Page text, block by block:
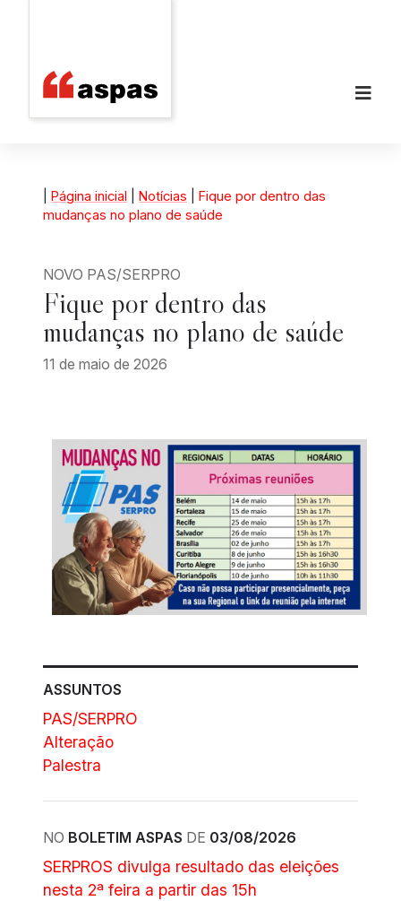
Página inicial Notícias
Fique por dentro das
mudanças no plano de saúde
NOVO PAS/SERPRO
Fique por dentro das
mudanças no plano de saúde
11 de maio de 2026
ASSUNTOS
PAS/SERPRO
Alteração
Palestra
NO BOLETIM ASPAS DE 03/08/2026
SERPROS divulga resultado das eleições
nesta 2ª feira a partir das 15h